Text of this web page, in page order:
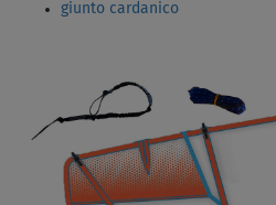
giunto cardanico